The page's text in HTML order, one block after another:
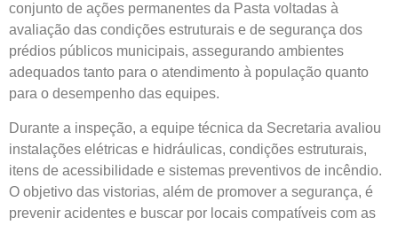
conjunto de ações permanentes da Pasta voltadas à
avaliação das condições estruturais e de segurança dos
prédios públicos municipais, assegurando ambientes
adequados tanto para o atendimento à população quanto
para o desempenho das equipes.
Durante a inspeção, a equipe técnica da Secretaria avaliou
instalações elétricas e hidráulicas, condições estruturais,
itens de acessibilidade e sistemas preventivos de incêndio.
O objetivo das vistorias, além de promover a segurança, é
prevenir acidentes e buscar por locais compatíveis com as